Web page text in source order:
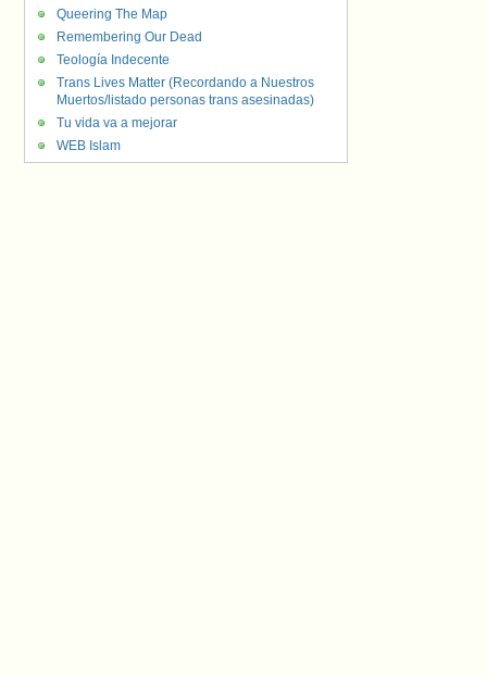
Queering The Map
Remembering Our Dead
Teología Indecente
Trans Lives Matter (Recordando a Nuestros
Muertos/listado personas trans asesinadas)
Tu vida va a mejorar
WEB Islam